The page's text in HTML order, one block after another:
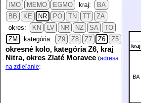
kraj
BA
IMO
MEMO EGMO kraj:
BA
BB
KE NR PO TN TT
ZA
okres:
KN LV NR NZ SA
TO
ZM
kategória: Z9 Z8 Z7 Z6 Z5
okresné kolo, kategória Z6, kraj
Nitra, okres Zlaté Moravce (adresa
na zdieľanie: